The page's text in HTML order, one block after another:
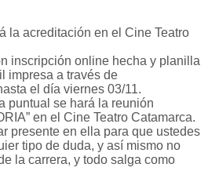
la acreditación en el Cine Teatro
inscripción online hecha y planilla
impresa a través de
el día viernes 03/11.
puntual se hará la reunión
en el Cine Teatro Catamarca.
presente en ella para que ustedes
tipo de duda, y así mismo no
la carrera, y todo salga como